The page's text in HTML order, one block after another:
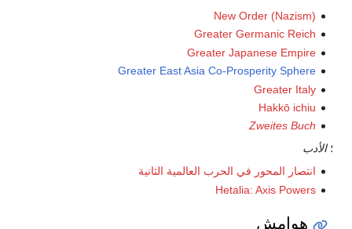
New Order (Nazism)
Greater Germanic Reich
Greater Japanese Empire
Greater East Asia Co-Prosperity Sphere
Greater Italy
Hakkō ichiu
Zweites Buch
؛الأدب
انتصار المحور في الحرب العالمية الثانية
Hetalia: Axis Powers
هوامش